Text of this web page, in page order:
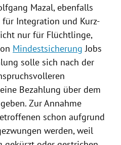
Mazal, ebenfalls
Integration und Kurz-
nur für Flüchtlinge,
Mindestsicherung Jobs
solle sich nach der
Bezahlung über dem
Zur Annahme
schon aufgrund
werden, weil